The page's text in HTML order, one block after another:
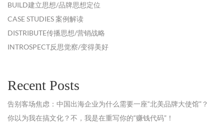
BUILD建立思想/品牌思想定位
CASE STUDIES 案例解读
DISTRIBUTE传播思想/营销战略
INTROSPECT反思觉察/变得美好
Recent Posts
告别客场焦虑：中国出海企业为什么需要一座“北美品牌大使馆”？
你以为我在搞文化？不，我是在重写你的“赚钱代码”！